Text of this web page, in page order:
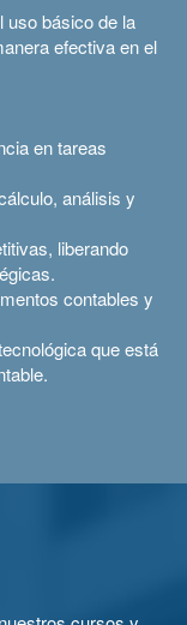
uso básico de la
efectiva en el
en tareas
análisis y
liberando
contables y
que está